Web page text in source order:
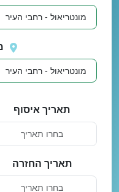
תאריך איסוף
תאריך החזרה